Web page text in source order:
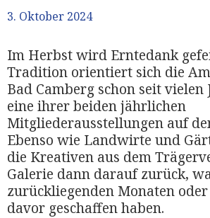
3. Oktober 2024
Im Herbst wird Erntedank
Tradition orientiert sich die
Bad Camberg schon seit
eine ihrer beiden jährlichen
Mitgliederausstellungen auf
Ebenso wie Landwirte und
die Kreativen aus dem
Galerie dann darauf zurück,
zurückliegenden Monaten
davor geschaffen haben.